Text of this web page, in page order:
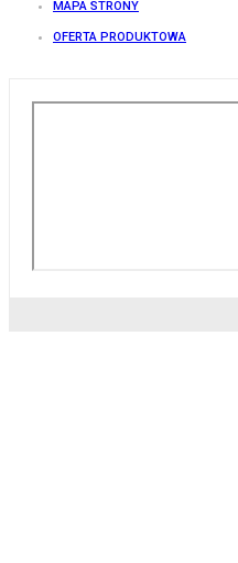
MAPA STRONY
OFERTA PRODUKTOWA